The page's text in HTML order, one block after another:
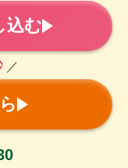
込む
／